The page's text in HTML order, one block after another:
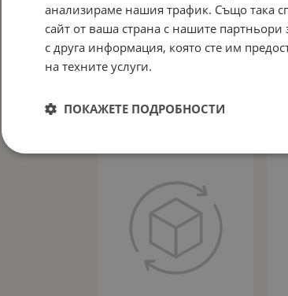
Лед крушки - Led система D1S /
D2S / D2R / D3S / D4S на 12V Волта
без баласти Streetech модел STN2
за фарове - 150 000 Лукса, 45W -
Canbus 6000K - 1500% повече
55.00€ / 107.57лв.
анализираме нашия трафик. Също така
сайт от ваша страна с нашите
с друга информация, която сте им
на техните услуги.
ПОКАЖЕТЕ ПОДРОБНОСТИ